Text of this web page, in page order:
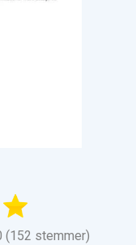
(152 stemmer)